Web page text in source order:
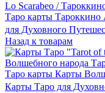
Таро карты
для Духовного
Назад к товарам
Таро карты Карты
Карты Таро для